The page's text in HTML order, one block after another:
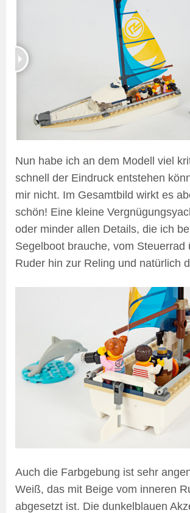
Nun habe ich an dem Modell viel
schnell der Eindruck entstehen
mir nicht. Im Gesamtbild wirkt es
schön! Eine kleine
oder minder allen Details, die ich
Segelboot brauche, vom Steuerrad
Ruder hin zur Reling und natürlich
Auch die Farbgebung ist sehr
Weiß, das mit Beige vom inneren
abgesetzt ist. Die dunkelblauen